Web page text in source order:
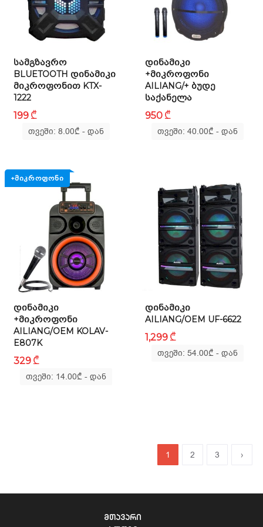
ᲡᲐᲛᲒᲖᲐᲕᲠᲝ
BLUETOOTH ᲓᲘᲜᲐᲛᲘᲙᲘ
ᲛᲘᲙᲠᲝᲤᲝᲜᲘᲗ KTX-
1222
199 ₾
თვეში: 8.00₾- დან
ᲓᲘᲜᲐᲛᲘᲙᲘ
+ᲛᲘᲙᲠᲝᲤᲝᲜᲘ
AILIANG/+ ᲑᲣᲓᲔ
ᲡᲐᲥᲐᲜᲔᲚᲐ
950 ₾
თვეში: 40.00₾- დან
+ᲛᲘᲙᲠᲝᲤᲝᲜᲘ
ᲓᲘᲜᲐᲛᲘᲙᲘ
+ᲛᲘᲙᲠᲝᲤᲝᲜᲘ
AILIANG/OEM KOLAV-
E807K
329 ₾
თვეში: 14.00₾- დან
ᲓᲘᲜᲐᲛᲘᲙᲘ
AILIANG/OEM UF-6622
1,299 ₾
თვეში: 54.00₾- დან
1 2 3 ›
მთავარი